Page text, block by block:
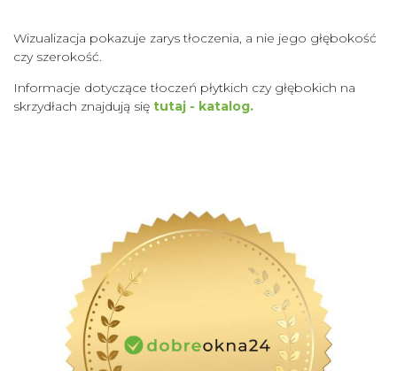
Wizualizacja pokazuje zarys tłoczenia, a nie jego głębokość
czy szerokość.
Informacje dotyczące tłoczeń płytkich czy głębokich na
skrzydłach znajdują się tutaj - katalog.